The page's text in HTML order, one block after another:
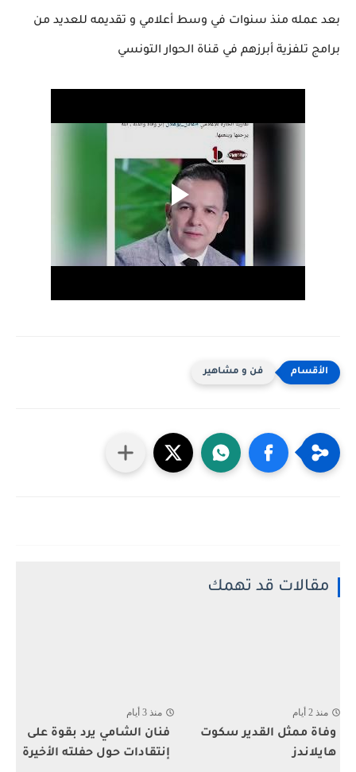
بعد عمله منذ سنوات في وسط أعلامي و تقديمه للعديد من
برامج تلفزية أبرزهم في قناة الحوار التونسي
فن و مشاهير
مقالات قد تهمك
منذ 2 أيام
وفاة ممثل القدير سكوت
هايلاندز
منذ 3 أيام
فنان الشامي يرد بقوة على
إنتقادات حول حفلته الأخيرة